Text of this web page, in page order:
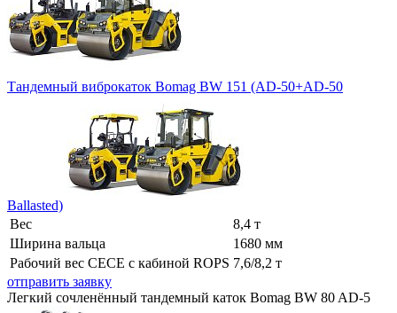
Тандемный виброкаток Bomag BW 151 (AD-50+AD-50
Ballasted)
Вес
8,4 т
Ширина вальца
1680 мм
Рабочий вес СЕСЕ с кабиной ROPS 7,6/8,2 т
отправить заявку
Легкий сочленённый тандемный каток Bomag BW 80 AD-5